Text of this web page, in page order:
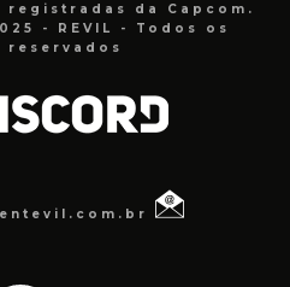
da Capcom.
- REVIL - Todos os